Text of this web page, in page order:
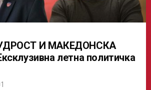
И МАКЕДОНСКА
летна политичка